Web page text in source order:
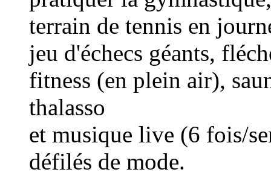
terrain de tennis en
jeu d'échecs géants,
fitness (en plein air),
thalasso
et musique live (6 fois/
défilés de mode.